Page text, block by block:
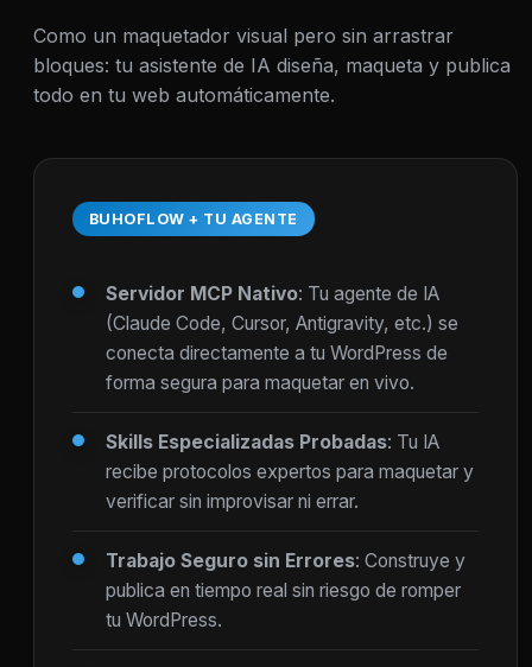
Como un maquetador visual pero sin arrastrar
bloques: tu asistente de IA diseña, maqueta y publica
todo en tu web automáticamente.
BUHOFLOW + TU AGENTE
Servidor MCP Nativo: Tu agente de IA
(Claude Code, Cursor, Antigravity, etc.) se
conecta directamente a tu WordPress de
forma segura para maquetar en vivo.
Skills Especializadas Probadas: Tu IA
recibe protocolos expertos para maquetar y
verificar sin improvisar ni errar.
Trabajo Seguro sin Errores: Construye y
publica en tiempo real sin riesgo de romper
tu WordPress.